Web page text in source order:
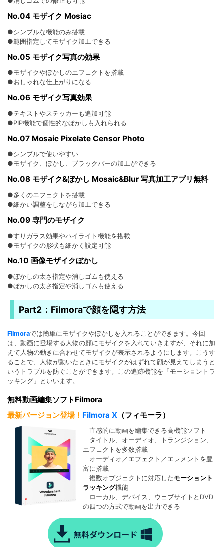
No.04 モザイク Mosiac
●シンプルな機能のみ搭載
●範囲指定してモザイク加工できる
No.05 モザイク写真の効果
●モザイクやぼかしのエフェクトを搭載
●おしゃれな仕上がりになる
No.06 モザイク写真効果
●テキストやステッカーも追加可能
●PIP機能で個性的なぼかしも入れられる
No.07 Mosaic Pixelate Censor Photo
●シンプルで使いやすい
●モザイク、ぼかし、ブラックバーの加工ができる
No.08 モザイク&ぼかし Mosaic&Blur 写真加工アプリ無料
●多くのエフェクトを搭載
●細かい調整をしながら加工できる
No.09 専門のモザイク
●すりガラス効果やハイライト機能を搭載
●モザイクの形状も細かく設定可能
No.10 画像モザイクぼかし
●ぼかしの太さ指定や消しゴムも使える
●ぼかしの太さ指定や消しゴムも使える
Part2：Filmoraで顔を隠す方法
Filmoraでは簡単にモザイクやぼかしを入れることができます。今回
は、動画に登場する人物の顔にモザイクを入れていきますが、それに加
えて人物の動きに合わせてモザイクが表示されるようにします。こうす
ることで、人物が動いたときにモザイクがはずれて顔が見えてしまうと
いうトラブルを防ぐことができます。この追跡機能を「モーショントラ
ッキング」といいます。
無料動画編集ソフトFilmora
最新バージョン登場！ Filmora X （フィモーラ）
直感的に動画を編集できる高機能ソフト
タイトル、オーディオ、トランジション、
エフェクトを多数搭載
オーディオ／エフェクト／エレメントを豊
富に搭載
複数オブジェクトに対応したモーショント
ラッキング機能
ローカル、デバイス、ウェブサイトとDVD
の四つの方式で動画を出力できる